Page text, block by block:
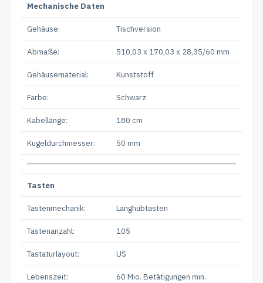
Mechanische Daten
Gehäuse: Tischversion
Abmaße: 510,03 x 170,03 x 28,35/60 mm
Gehäusematerial: Kunststoff
Farbe: Schwarz
Kabellänge: 180 cm
Kugeldurchmesser: 50 mm
Tasten
Tastenmechanik: Langhubtasten
Tastenanzahl: 105
Tastaturlayout: US
Lebenszeit: 60 Mio. Betätigungen min.